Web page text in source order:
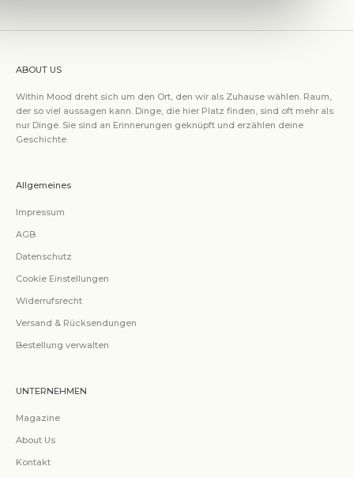
ABOUT US
Within Mood dreht sich um den Ort, den wir als Zuhause wählen. Raum,
der so viel aussagen kann. Dinge, die hier Platz finden, sind oft mehr als
nur Dinge. Sie sind an Erinnerungen geknüpft und erzählen deine
Geschichte.
Allgemeines
Impressum
AGB
Datenschutz
Cookie Einstellungen
Widerrufsrecht
Versand & Rücksendungen
Bestellung verwalten
UNTERNEHMEN
Magazine
About Us
Kontakt